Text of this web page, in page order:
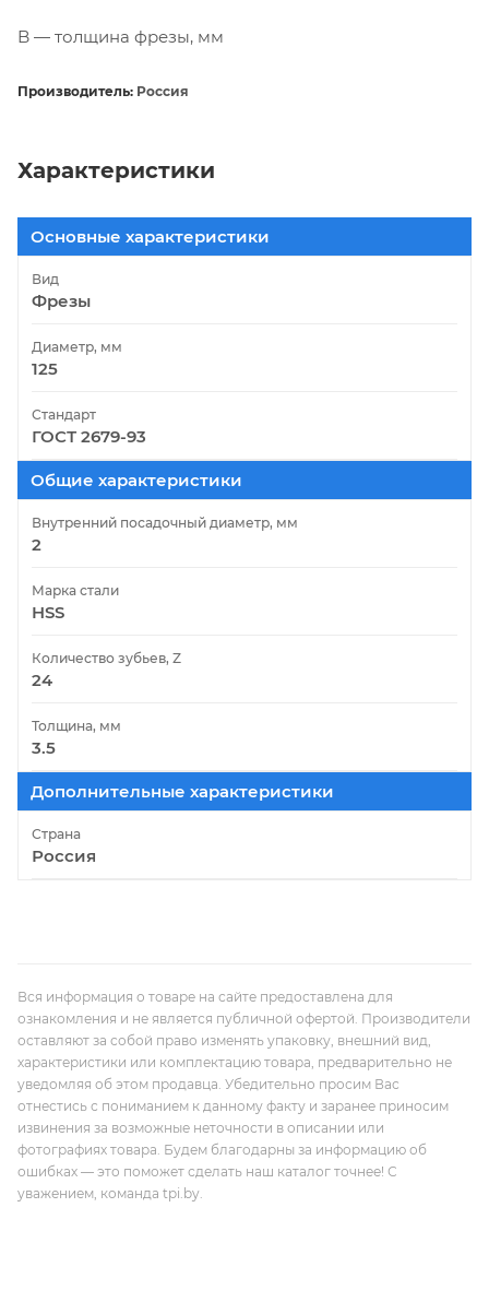
B — толщина фрезы, мм
Производитель: Россия
Характеристики
Основные характеристики
Вид
Фрезы
Диаметр, мм
125
Стандарт
ГОСТ 2679-93
Общие характеристики
Внутренний посадочный диаметр, мм
2
Марка стали
HSS
Количество зубьев, Z
24
Толщина, мм
3.5
Дополнительные характеристики
Страна
Россия
Вся информация о товаре на сайте предоставлена для
ознакомления и не является публичной офертой. Производители
оставляют за собой право изменять упаковку, внешний вид,
характеристики или комплектацию товара, предварительно не
уведомляя об этом продавца. Убедительно просим Вас
отнестись с пониманием к данному факту и заранее приносим
извинения за возможные неточности в описании или
фотографиях товара. Будем благодарны за информацию об
ошибках — это поможет сделать наш каталог точнее! С
уважением, команда tpi.by.